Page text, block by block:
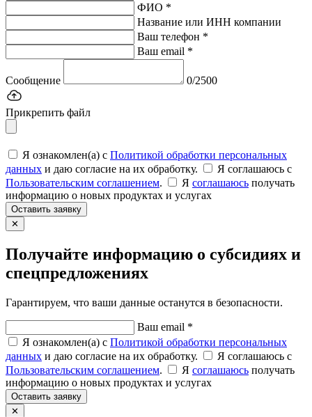
ФИО *
Название или ИНН компании
Ваш телефон *
Ваш email *
Сообщение 0/2500
Прикрепить файл
Я ознакомлен(а) с Политикой обработки персональных
данных и даю согласие на их обработку.
Я соглашаюсь c
Пользовательским соглашением. Я соглашаюсь получать
информацию о новых продуктах и услугах
Оставить заявку
✕
Получайте информацию о субсидиях и
спецпредложениях
Гарантируем, что ваши данные останутся в безопасности.
Ваш email *
Я ознакомлен(а) с Политикой обработки персональных
данных и даю согласие на их обработку.
Я соглашаюсь c
Пользовательским соглашением. Я соглашаюсь получать
информацию о новых продуктах и услугах
Оставить заявку
✕